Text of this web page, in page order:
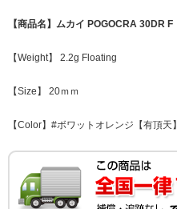
【商品名】ムカイ POGOCRA 30DR F
【Weight】 2.2g Floating
【Size】 20ｍｍ
【Color】#ボワットオレンジ【有頂天】